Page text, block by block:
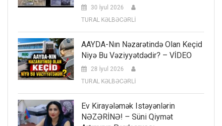
30 İyul 2026
TURAL KƏLBƏCƏRLİ
AAYDA-Nın Nəzarətində Olan Keçid
Niyə Bu Vəziyyətdədir? – VİDEO
28 İyul 2026
TURAL KƏLBƏCƏRLİ
Ev Kirayələmək Istəyənlərin
NƏZƏRİNƏ! – Süni Qiymət